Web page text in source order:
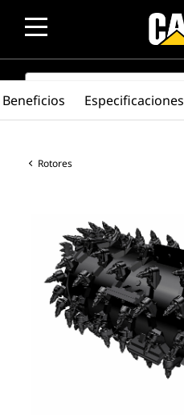
SEARCH
Rotores
Beneficios Especificaciones